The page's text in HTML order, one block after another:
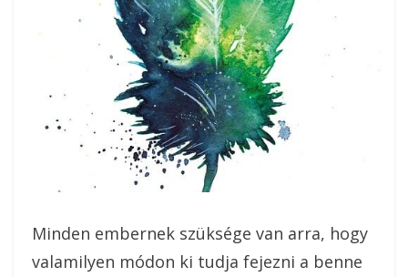
Minden embernek szüksége van arra, hogy
valamilyen módon ki tudja fejezni a benne